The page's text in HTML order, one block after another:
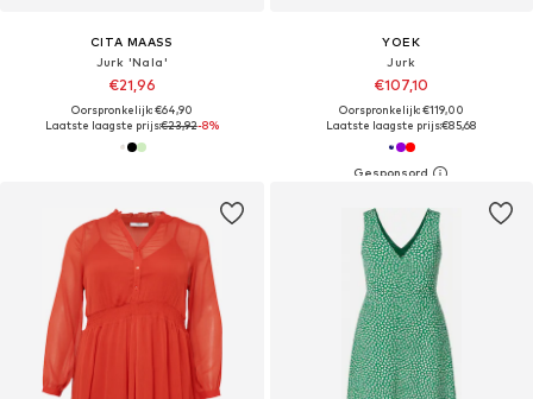
CITA MAASS
Jurk 'Nala'
€21,96
Oorspronkelijk: €64,90
Laatste laagste prijs:€23,92-8%
YOEK
Jurk
€107,10
Oorspronkelijk: €119,00
Laatste laagste prijs:€85,68